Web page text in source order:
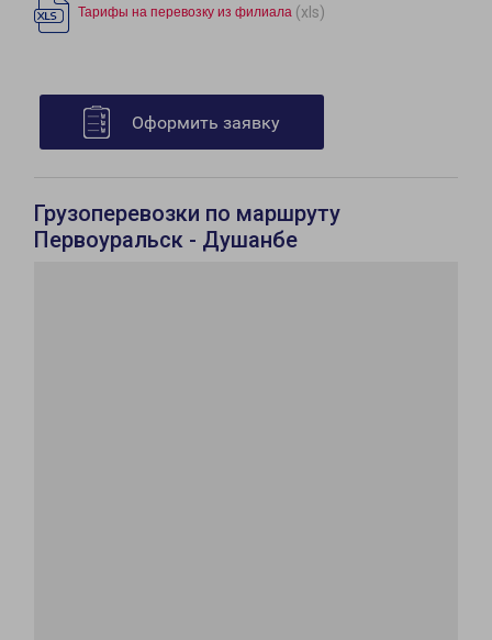
Тарифы на перевозку из филиала (xls)
Оформить заявку
Грузоперевозки по маршруту
Первоуральск - Душанбе